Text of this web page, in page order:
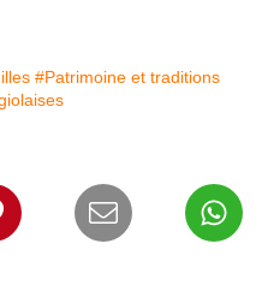
#Patrimoine et traditions